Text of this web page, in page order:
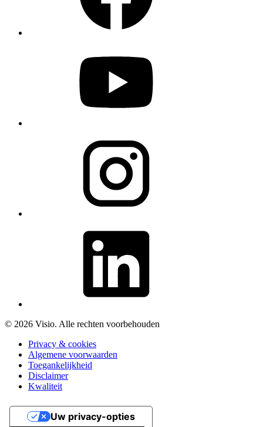
© 2026 Visio. Alle rechten voorbehouden
Privacy & cookies
Algemene voorwaarden
Toegankelijkheid
Disclaimer
Kwaliteit
Uw privacy-opties